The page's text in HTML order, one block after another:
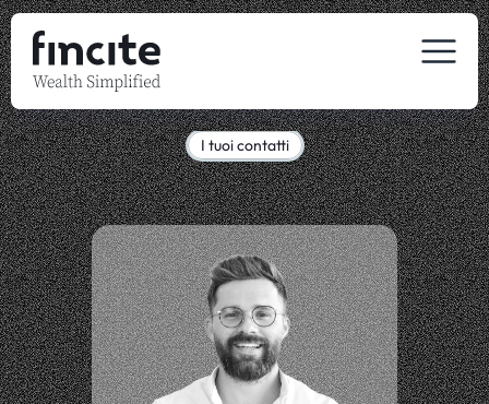
I tuoi contatti
InostriespertidiIA
Sfruttalanostraesperienzasull'IAnelWealthManagement.